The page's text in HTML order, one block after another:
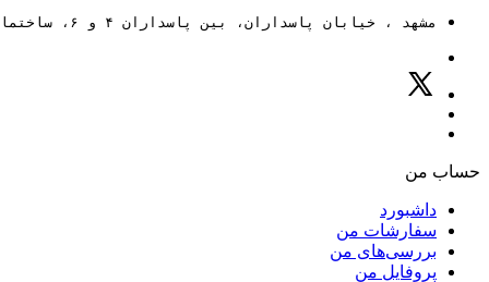
مشهد ، خیابان پاسداران، بین پاسداران ۴ و ۶، ساختمان ۸۸
حساب من
داشبورد
سفارشات من
بررسی‌های من
پروفایل من